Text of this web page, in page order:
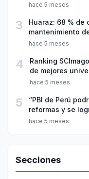
hace 5 meses
3
Huaraz: 68 % de
mantenimiento
año escolar 2026
hace 5 meses
4
Ranking
de mejores
hace 5 meses
5
“PBI de Perú
reformas y se
hace 5 meses
Secciones